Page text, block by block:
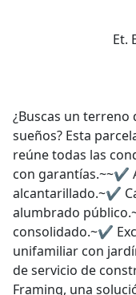
Et.
¿Buscas un
sueños? Esta
reúne todas las
con garantías.~~✔
alcantarillado.~✔
alumbrado
consolidado.~✔
unifamiliar con
de servicio de
Framing, una